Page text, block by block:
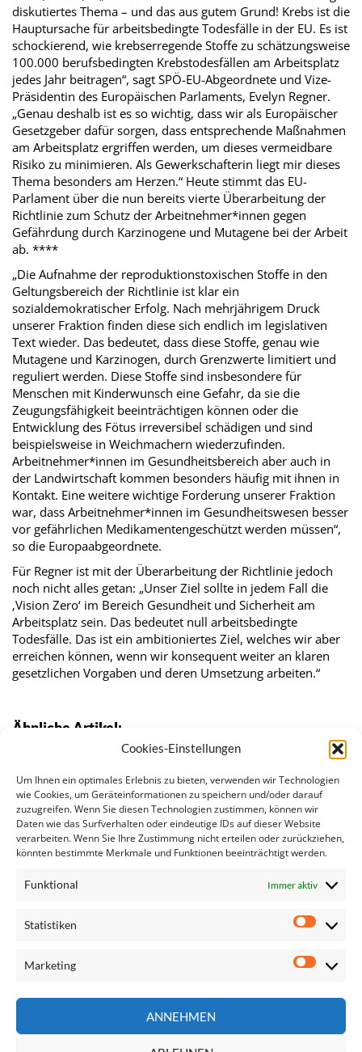
Cookies-Einstellungen
Um Ihnen ein optimales Erlebnis zu bieten, verwenden wir Technologien
wie Cookies, um Geräteinformationen zu speichern und/oder darauf
zuzugreifen. Wenn Sie diesen Technologien zustimmen, können wir
Daten wie das Surfverhalten oder eindeutige IDs auf dieser Website
verarbeiten. Wenn Sie Ihre Zustimmung nicht erteilen oder zurückziehen,
könnten bestimmte Merkmale und Funktionen beeinträchtigt werden.
Funktional Immer aktiv
Statistiken
Marketing
ANNEHMEN
diskutiertes Thema – und das aus gutem Grund! Krebs ist die
Hauptursache für arbeitsbedingte Todesfälle in der EU. Es ist
schockierend, wie krebserregende Stoffe zu schätzungsweise
100.000 berufsbedingten Krebstodesfällen am Arbeitsplatz
jedes Jahr beitragen“, sagt SPÖ-EU-Abgeordnete und Vize-
Präsidentin des Europäischen Parlaments, Evelyn Regner.
„Genau deshalb ist es so wichtig, dass wir als Europäischer
Gesetzgeber dafür sorgen, dass entsprechende Maßnahmen
am Arbeitsplatz ergriffen werden, um dieses vermeidbare
Risiko zu minimieren. Als Gewerkschafterin liegt mir dieses
Thema besonders am Herzen.“ Heute stimmt das EU-
Parlament über die nun bereits vierte Überarbeitung der
Richtlinie zum Schutz der Arbeitnehmer*innen gegen
Gefährdung durch Karzinogene und Mutagene bei der Arbeit
ab. ****
„Die Aufnahme der reproduktionstoxischen Stoffe in den
Geltungsbereich der Richtlinie ist klar ein
sozialdemokratischer Erfolg. Nach mehrjährigem Druck
unserer Fraktion finden diese sich endlich im legislativen
Text wieder. Das bedeutet, dass diese Stoffe, genau wie
Mutagene und Karzinogen, durch Grenzwerte limitiert und
reguliert werden. Diese Stoffe sind insbesondere für
Menschen mit Kinderwunsch eine Gefahr, da sie die
Zeugungsfähigkeit beeinträchtigen können oder die
Entwicklung des Fötus irreversibel schädigen und sind
beispielsweise in Weichmachern wiederzufinden.
Arbeitnehmer*innen im Gesundheitsbereich aber auch in
der Landwirtschaft kommen besonders häufig mit ihnen in
Kontakt. Eine weitere wichtige Forderung unserer Fraktion
war, dass Arbeitnehmer*innen im Gesundheitswesen besser
vor gefährlichen Medikamentengeschützt werden müssen“,
so die Europaabgeordnete.
Für Regner ist mit der Überarbeitung der Richtlinie jedoch
noch nicht alles getan: „Unser Ziel sollte in jedem Fall die
‚Vision Zero‘ im Bereich Gesundheit und Sicherheit am
Arbeitsplatz sein. Das bedeutet null arbeitsbedingte
Todesfälle. Das ist ein ambitioniertes Ziel, welches wir aber
erreichen können, wenn wir konsequent weiter an klaren
gesetzlichen Vorgaben und deren Umsetzung arbeiten.“
Ähnliche Artikel:
Asbest
Schutz der ArbeitnehmerInnen vor Karzinogenen
Schutz der Beschäftigten vor krebserregenden Stoffen
Eine neue Agenda für Gesundheit und Sicherheit am…
Null Toleranz gegenüber Genitalverstümmelung bei
Frauen
Seite